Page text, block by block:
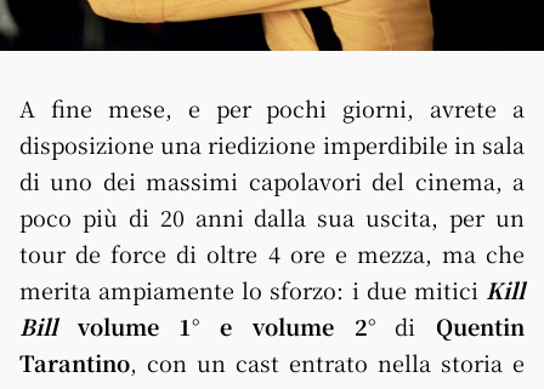
A fine mese, e per pochi giorni, avrete a
disposizione una riedizione imperdibile in sala
di uno dei massimi capolavori del cinema, a
poco più di 20 anni dalla sua uscita, per un
tour de force di oltre 4 ore e mezza, ma che
merita ampiamente lo sforzo: i due mitici Kill
Billvolume 1° e volume 2°diQuentin
Tarantino, con un cast entrato nella storia e